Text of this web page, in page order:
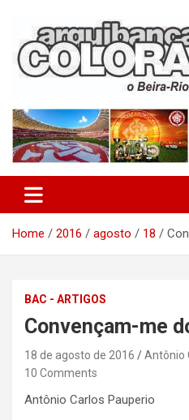
content
Arquibancada
Home 2016 agosto 18
BAC - ARTIGOS
Convençam-me
18 de agosto de 2016
Antônio
10 Comments
Antônio Carlos Pauperio